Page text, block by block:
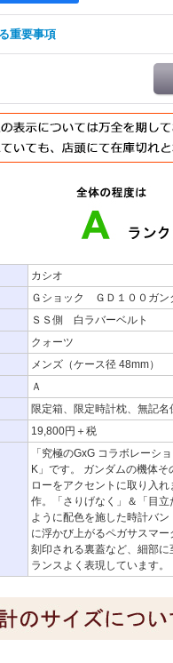
重要事項
カシオ
Ｇショック ＧＤ１００ガ
ＳＳ側 白ラバーベルト
クォーツ
メンズ（ケース径 48mm）
Ａ
限定箱、限定時計枕、無記名
19,800円＋税
「究極のGxG コラボレーシ
K」です。 ガンダムの機体
ローをアクセントに取り入
作。「さりげなく」＆「目
ように配色を施した時計バ
に浮かび上がるペガサスマ
刻印される裏蓋など、細部
ランスよく表現しています。